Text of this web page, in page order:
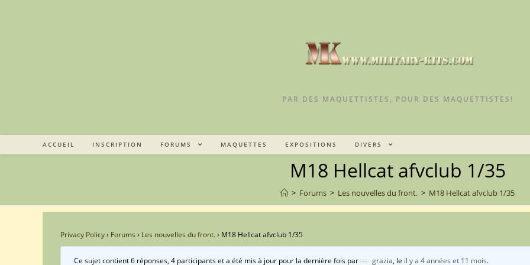
PAR DES MAQUETTISTES, POUR DES MAQUETTISTES!
ACCUEIL INSCRIPTION FORUMS MAQUETTES EXPOSITIONS DIVERS
M18 Hellcat afvclub 1/35
> Forums > Les nouvelles du front. > M18 Hellcat afvclub 1/35
Privacy Policy› Forums › Les nouvelles du front.› M18 Hellcat afvclub 1/35
Ce sujet contient 6 réponses, 4 participants et a été mis à jour pour la dernière fois par grazia, le il y a 4 années et 11 mois.